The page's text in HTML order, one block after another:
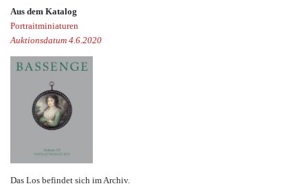
Aus dem Katalog
Portraitminiaturen
Auktionsdatum 4.6.2020
Das Los befindet sich im Archiv.